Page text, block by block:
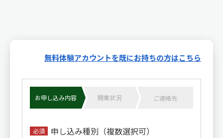
無料体験アカウントを既にお持ちの方はこちら
お申し込み内容 開業状況 ご連絡先
必須
申し込み種別（複数選択可）